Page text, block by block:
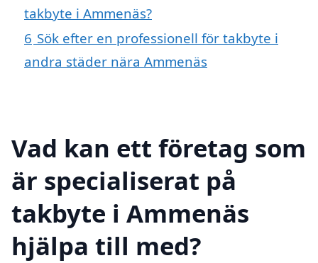
takbyte i Ammenäs?
6 Sök efter en professionell för takbyte i
andra städer nära Ammenäs
Vad kan ett företag som
är specialiserat på
takbyte i Ammenäs
hjälpa till med?